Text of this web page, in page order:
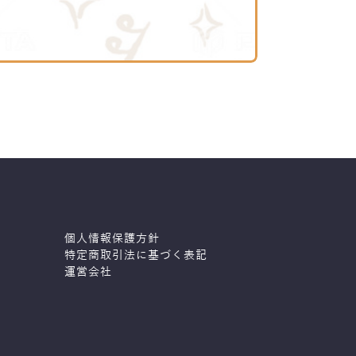
個人情報保護方針
特定商取引法に基づく表記
運営会社